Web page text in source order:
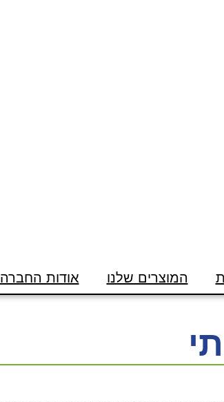
המוצרים שלנו אודות החברה